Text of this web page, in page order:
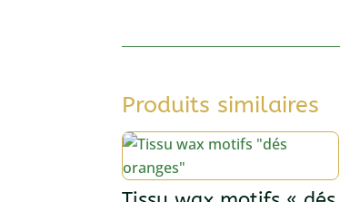
Produits similaires